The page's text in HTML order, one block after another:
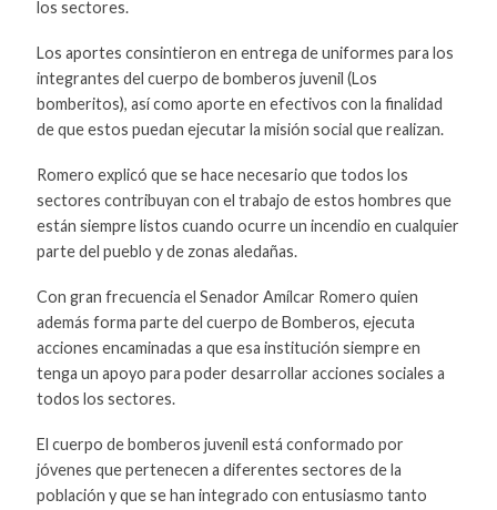
los sectores.
Los aportes consintieron en entrega de uniformes para los
integrantes del cuerpo de bomberos juvenil (Los
bomberitos), así como aporte en efectivos con la finalidad
de que estos puedan ejecutar la misión social que realizan.
Romero explicó que se hace necesario que todos los
sectores contribuyan con el trabajo de estos hombres que
están siempre listos cuando ocurre un incendio en cualquier
parte del pueblo y de zonas aledañas.
Con gran frecuencia el Senador Amílcar Romero quien
además forma parte del cuerpo de Bomberos, ejecuta
acciones encaminadas a que esa institución siempre en
tenga un apoyo para poder desarrollar acciones sociales a
todos los sectores.
El cuerpo de bomberos juvenil está conformado por
jóvenes que pertenecen a diferentes sectores de la
población y que se han integrado con entusiasmo tanto